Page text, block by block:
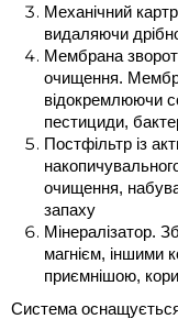
Механічний
видаляючи
Мембрана
очищення.
відокремлюючи
пестициди,
Постфільтр із
очищення,
запаху
Мінералізатор.
магнієм, іншими
приємнішою,
Система